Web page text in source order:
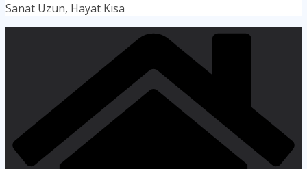
Sanat Uzun, Hayat Kısa